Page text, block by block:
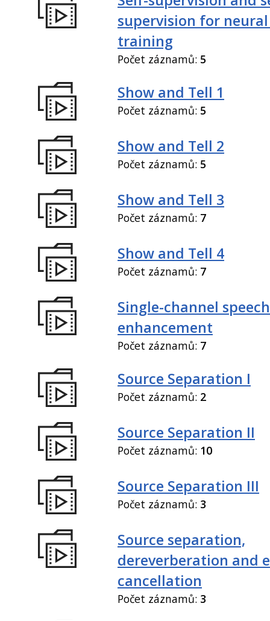
supervision for neural
training
Počet záznamů: 5
Show and Tell 1
Počet záznamů: 5
Show and Tell 2
Počet záznamů: 5
Show and Tell 3
Počet záznamů: 7
Show and Tell 4
Počet záznamů: 7
Single-channel speech
enhancement
Počet záznamů: 7
Source Separation I
Počet záznamů: 2
Source Separation II
Počet záznamů: 10
Source Separation III
Počet záznamů: 3
Source separation,
dereverberation and
cancellation
Počet záznamů: 3